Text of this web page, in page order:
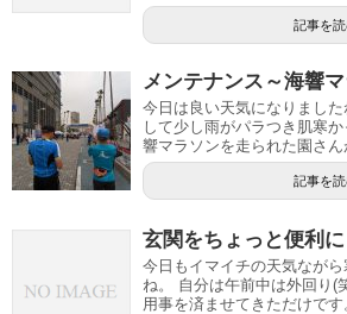
記事を
メンテナンス～海響
今日は良い天気になりまし
して少し雨がパラつき肌寒
響マラソンを走られた園さ
記事を
玄関をちょっと便利
今日もイマイチの天気なが
ね。 自分は午前中は外回り(
用事を済ませてきただけで